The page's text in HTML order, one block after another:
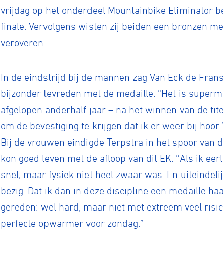
vrijdag op het onderdeel Mountainbike Eliminator
finale. Vervolgens wisten zij beiden een bronzen
veroveren.
In de eindstrijd bij de mannen zag Van Eck de
bijzonder tevreden met de medaille. “Het is
afgelopen anderhalf jaar – na het winnen van de
om de bevestiging te krijgen dat ik er weer bij
Bij de vrouwen eindigde Terpstra in het spoor van
kon goed leven met de afloop van dit EK. “Als ik
snel, maar fysiek niet heel zwaar was. En
bezig. Dat ik dan in deze discipline een medaille
gereden: wel hard, maar niet met extreem veel
perfecte opwarmer voor zondag.”